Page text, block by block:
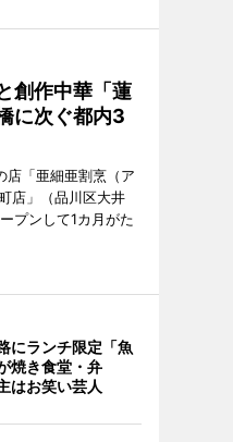
創作中華「蓮
に次ぐ都内3
店「亜細亜割烹（ア
店」（品川区大井
プンして1カ月がた
にランチ限定「魚
焼き食堂・弁
お笑い芸人